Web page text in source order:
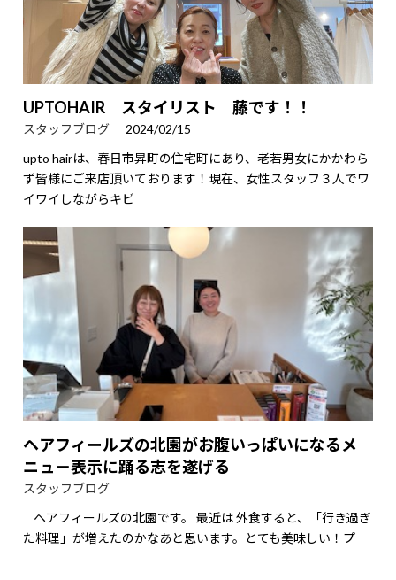
UPTOHAIR スタイリスト 藤です！！
スタッフブログ
2024/02/15
upto hairは、春日市昇町の住宅町にあり、老若男女にかかわら
ず皆様にご来店頂いております！現在、女性スタッフ３人でワ
イワイしながらキビ
ヘアフィールズの北園がお腹いっぱいになるメ
ニュ－表示に踊る志を遂げる
スタッフブログ
ヘアフィールズの北園です。 最近は 外食すると、「行き過ぎ
た料理」が増えたのかなあと思います。とても美味しい！プ